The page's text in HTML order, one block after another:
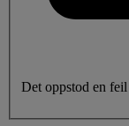
Det oppstod en